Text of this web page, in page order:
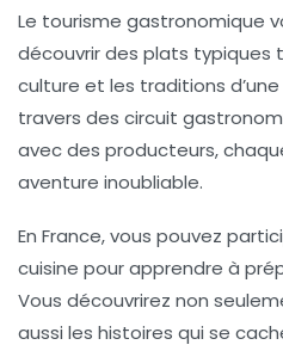
Le tourisme gastronomique
découvrir des plats typiques
culture et les traditions
travers des circuit
avec des producteurs,
aventure inoubliable.
En France, vous pouvez
cuisine pour apprendre à
Vous découvrirez non
aussi les histoires qui se